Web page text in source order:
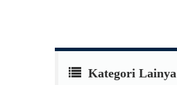
Kategori Lainya